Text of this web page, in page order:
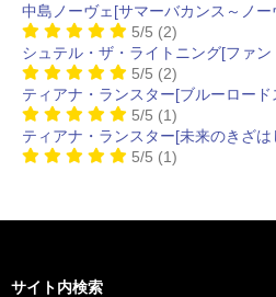
中島ノーヴェ[サマーバカンス～ノー
5/5 (2)
シュテル・ザ・ライトニング[ファン
5/5 (2)
ティアナ・ランスター[ブルーロード
5/5 (1)
ティアナ・ランスター[未来のきざは
5/5 (1)
サイト内検索